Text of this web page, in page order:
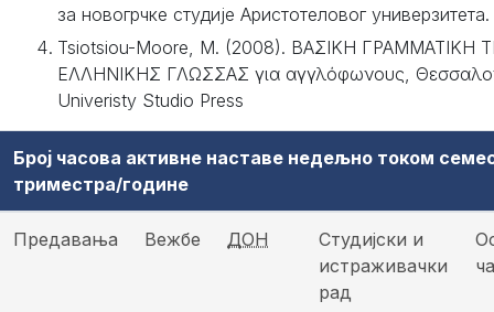
за новогрчке студије Аристотеловог универзитета.
Tsiotsiou-Moore, M. (2008). ΒΑΣΙΚΗ ΓΡΑΜΜΑΤΙΚΗ
ΕΛΛΗΝΙΚΗΣ ΓΛΩΣΣΑΣ για αγγλόφωνους,
Univeristy Studio Press
Број часова активне наставе недељно током
триместра/године
Предавања Вежбе ДОН
Студијски и
истраживачки
рад